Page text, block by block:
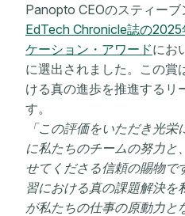
Panopto CEOのスティー
EdTech Chronicle誌の
ケーション・アワードにお
に選出されました。この賞
ける真の進歩を推進するリ
す。
「この評価をいただき光栄
に私たちのチームの努力と
せてくださる信頼の賜物で
習における真の課題解決を
が私たちの仕事の原動力